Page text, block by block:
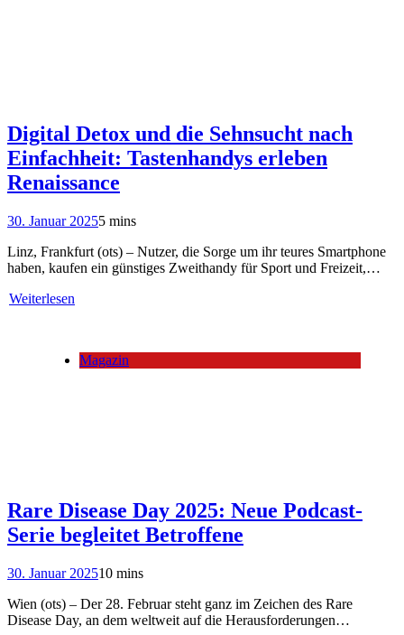
Digital Detox und die Sehnsucht nach
Einfachheit: Tastenhandys erleben
Renaissance
30. Januar 20255 mins
Linz, Frankfurt (ots) – Nutzer, die Sorge um ihr teures Smartphone
haben, kaufen ein günstiges Zweithandy für Sport und Freizeit,…
Weiterlesen
Magazin
Rare Disease Day 2025: Neue Podcast-
Serie begleitet Betroffene
30. Januar 202510 mins
Wien (ots) – Der 28. Februar steht ganz im Zeichen des Rare
Disease Day, an dem weltweit auf die Herausforderungen…